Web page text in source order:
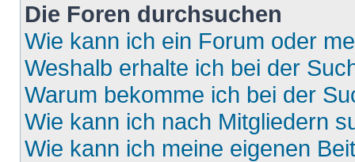
Die Foren durchsuchen
Wie kann ich ein Forum oder
Weshalb erhalte ich bei der
Warum bekomme ich bei der
Wie kann ich nach Mitgliedern
Wie kann ich meine eigenen